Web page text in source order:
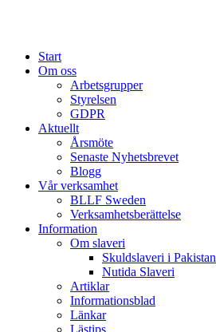
Start
Om oss
Arbetsgrupper
Styrelsen
GDPR
Aktuellt
Årsmöte
Senaste Nyhetsbrevet
Blogg
Vår verksamhet
BLLF Sweden
Verksamhetsberättelse
Information
Om slaveri
Skuldslaveri i Pakistan
Nutida Slaveri
Artiklar
Informationsblad
Länkar
Lästips